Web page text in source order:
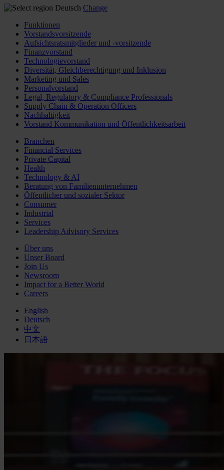
Deutsch Change
Funktionen
Vorstandsvorsitzende
Aufsichtsratsmitglieder und -vorsitzende
Finanzvorstand
Technologievorstand
Diversität, Gleichberechtigung und Inklusion
Marketing und Sales
Personalvorstand
Legal, Regulatory & Compliance Professionals
Supply Chain & Operation Officers
Nachhaltigkeit
Vorstand Kommunikation und Öffentlichkeitsarbeit
Branchen
Financial Services
Private Capital
Health
Technology & AI
Beratung von Familienunternehmen
Öffentlicher und sozialer Sektor
Consumer
Industrial
Services
Leadership Advisory Services
Über uns
Unser Board
Join Us
Newsroom
Impact for a Better World
Careers
English
Deutsch
中文
日本語